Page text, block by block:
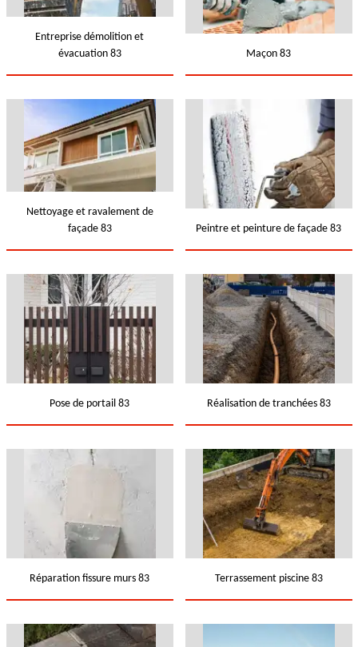
Entreprise démolition et
évacuation 83
Maçon 83
Nettoyage et ravalement de
façade 83
Peintre et peinture de façade 83
Pose de portail 83 Réalisation de tranchées 83
Réparation fissure murs 83 Terrassement piscine 83